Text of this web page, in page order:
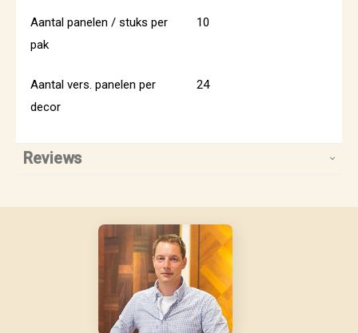
Aantal panelen / stuks per
pak
10
Aantal vers. panelen per
decor
24
Reviews